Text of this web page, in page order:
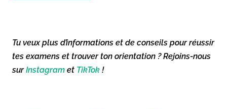
Tu veux plus d’informations et de conseils pour réussir
tes examens et trouver ton orientation ? Rejoins-nous
surInstagram et TikTok !